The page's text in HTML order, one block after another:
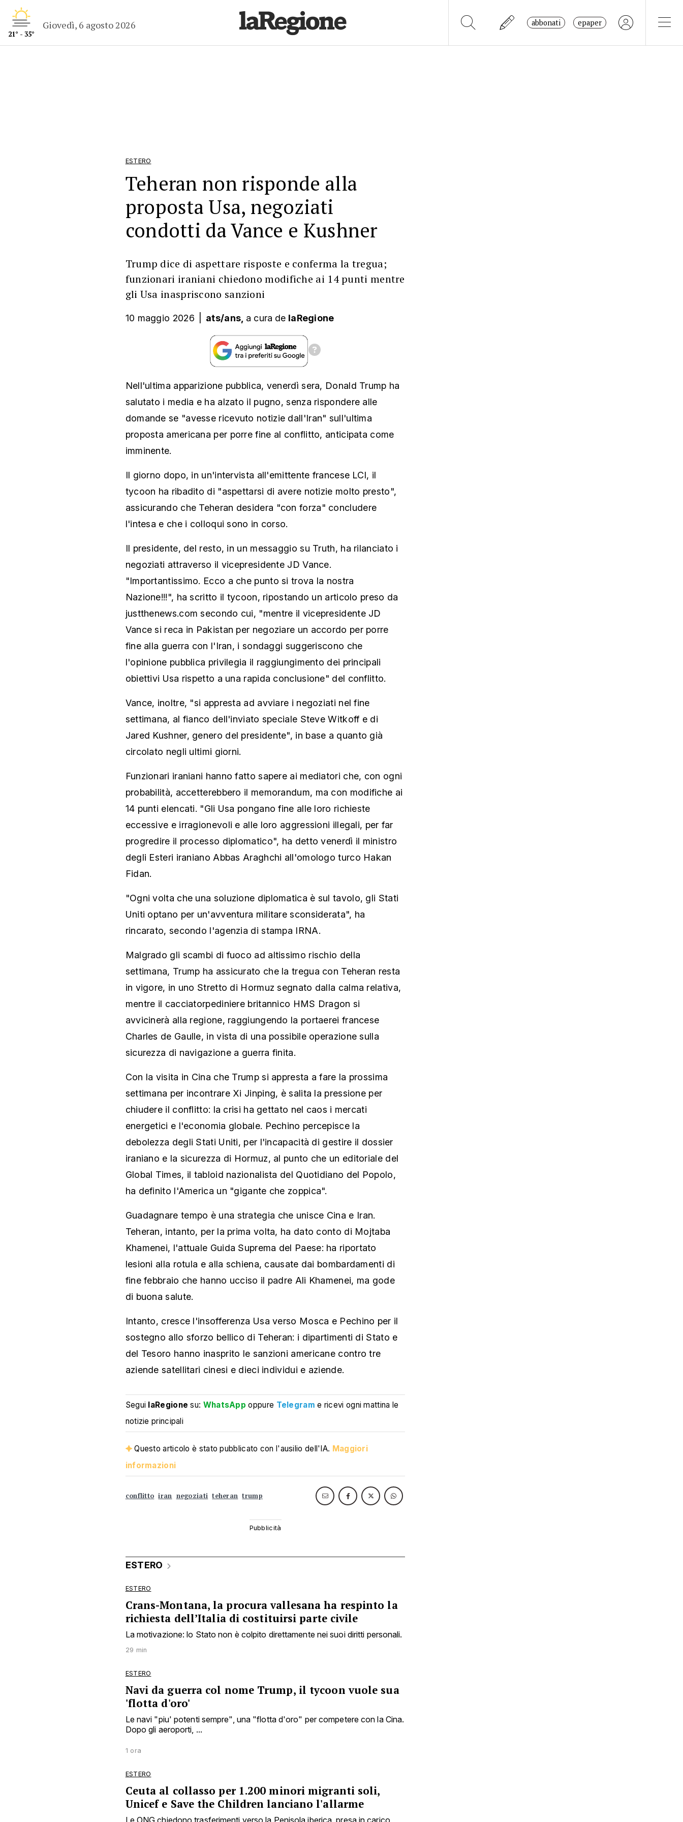
21° - 35°
Giovedì, 6 agosto 2026 abbonati epaper
ESTERO
Teheran non risponde alla
proposta Usa, negoziati
condotti da Vance e Kushner
Trump dice di aspettare risposte e conferma la tregua;
funzionari iraniani chiedono modifiche ai 14 punti mentre
gli Usa inaspriscono sanzioni
10 maggio 2026 ats/ans, a cura de laRegione
Nell'ultima apparizione pubblica, venerdì sera, Donald Trump ha
salutato i media e ha alzato il pugno, senza rispondere alle
domande se "avesse ricevuto notizie dall'Iran" sull'ultima
proposta americana per porre fine al conflitto, anticipata come
imminente.
Il giorno dopo, in un'intervista all'emittente francese LCI, il
tycoon ha ribadito di "aspettarsi di avere notizie molto presto",
assicurando che Teheran desidera "con forza" concludere
l'intesa e che i colloqui sono in corso.
Il presidente, del resto, in un messaggio su Truth, ha rilanciato i
negoziati attraverso il vicepresidente JD Vance.
"Importantissimo. Ecco a che punto si trova la nostra
Nazione!!!", ha scritto il tycoon, ripostando un articolo preso da
justthenews.com secondo cui, "mentre il vicepresidente JD
Vance si reca in Pakistan per negoziare un accordo per porre
fine alla guerra con l'Iran, i sondaggi suggeriscono che
l'opinione pubblica privilegia il raggiungimento dei principali
obiettivi Usa rispetto a una rapida conclusione" del conflitto.
Vance, inoltre, "si appresta ad avviare i negoziati nel fine
settimana, al fianco dell'inviato speciale Steve Witkoff e di
Jared Kushner, genero del presidente", in base a quanto già
circolato negli ultimi giorni.
Funzionari iraniani hanno fatto sapere ai mediatori che, con ogni
probabilità, accetterebbero il memorandum, ma con modifiche ai
14 punti elencati. "Gli Usa pongano fine alle loro richieste
eccessive e irragionevoli e alle loro aggressioni illegali, per far
progredire il processo diplomatico", ha detto venerdì il ministro
degli Esteri iraniano Abbas Araghchi all'omologo turco Hakan
Fidan.
"Ogni volta che una soluzione diplomatica è sul tavolo, gli Stati
Uniti optano per un'avventura militare sconsiderata", ha
rincarato, secondo l'agenzia di stampa IRNA.
Malgrado gli scambi di fuoco ad altissimo rischio della
settimana, Trump ha assicurato che la tregua con Teheran resta
in vigore, in uno Stretto di Hormuz segnato dalla calma relativa,
mentre il cacciatorpediniere britannico HMS Dragon si
avvicinerà alla regione, raggiungendo la portaerei francese
Charles de Gaulle, in vista di una possibile operazione sulla
sicurezza di navigazione a guerra finita.
Con la visita in Cina che Trump si appresta a fare la prossima
settimana per incontrare Xi Jinping, è salita la pressione per
chiudere il conflitto: la crisi ha gettato nel caos i mercati
energetici e l'economia globale. Pechino percepisce la
debolezza degli Stati Uniti, per l'incapacità di gestire il dossier
iraniano e la sicurezza di Hormuz, al punto che un editoriale del
Global Times, il tabloid nazionalista del Quotidiano del Popolo,
ha definito l'America un "gigante che zoppica".
Guadagnare tempo è una strategia che unisce Cina e Iran.
Teheran, intanto, per la prima volta, ha dato conto di Mojtaba
Khamenei, l'attuale Guida Suprema del Paese: ha riportato
lesioni alla rotula e alla schiena, causate dai bombardamenti di
fine febbraio che hanno ucciso il padre Ali Khamenei, ma gode
di buona salute.
Intanto, cresce l'insofferenza Usa verso Mosca e Pechino per il
sostegno allo sforzo bellico di Teheran: i dipartimenti di Stato e
del Tesoro hanno inasprito le sanzioni americane contro tre
aziende satellitari cinesi e dieci individui e aziende.
Segui laRegione su: WhatsApp oppure Telegram e ricevi ogni mattina le
notizie principali
Questo articolo è stato pubblicato con l'ausilio dell'IA. Maggiori
informazioni
conflitto iran negoziati teheran trump
ESTERO
ESTERO
Crans-Montana, la procura vallesana ha respinto la
richiesta dell’Italia di costituirsi parte civile
La motivazione: lo Stato non è colpito direttamente nei suoi diritti personali.
29 min
ESTERO
Navi da guerra col nome Trump, il tycoon vuole sua
'flotta d'oro'
Le navi "piu' potenti sempre", una "flotta d'oro" per competere con la Cina.
Dopo gli aeroporti, ...
1 ora
ESTERO
Ceuta al collasso per 1.200 minori migranti soli,
Unicef e Save the Children lanciano l'allarme
Le ONG chiedono trasferimenti verso la Penisola iberica, presa in carico